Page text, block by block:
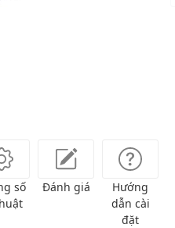
số
Đánh giá
Hướng
dẫn cài
đặt